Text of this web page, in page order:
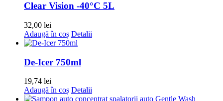
Clear Vision -40°C 5L
32,00 lei
Adaugă în coș Detalii
De-Icer 750ml
19,74 lei
Adaugă în coș Detalii